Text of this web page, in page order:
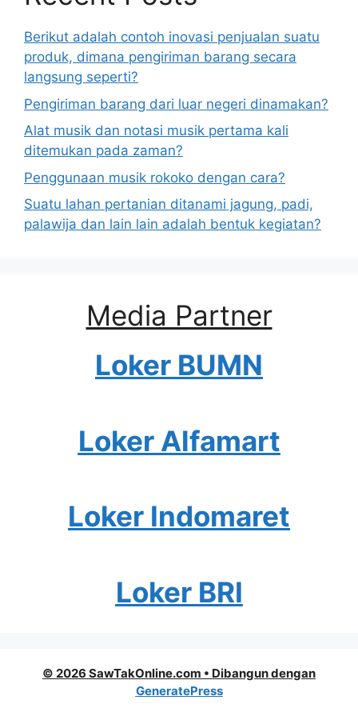
Berikut adalah contoh inovasi penjualan suatu
produk, dimana pengiriman barang secara
langsung seperti?
Pengiriman barang dari luar negeri dinamakan?
Alat musik dan notasi musik pertama kali
ditemukan pada zaman?
Penggunaan musik rokoko dengan cara?
Suatu lahan pertanian ditanami jagung, padi,
palawija dan lain lain adalah bentuk kegiatan?
Media Partner
Loker BUMN
Loker Alfamart
Loker Indomaret
Loker BRI
© 2026 SawTakOnline.com • Dibangun dengan
GeneratePress